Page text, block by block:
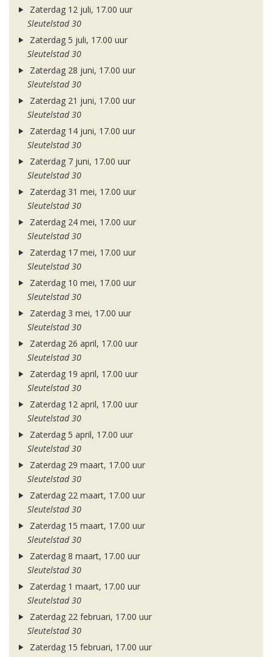
Zaterdag 12 juli, 17.00 uur
Sleutelstad 30
Zaterdag 5 juli, 17.00 uur
Sleutelstad 30
Zaterdag 28 juni, 17.00 uur
Sleutelstad 30
Zaterdag 21 juni, 17.00 uur
Sleutelstad 30
Zaterdag 14 juni, 17.00 uur
Sleutelstad 30
Zaterdag 7 juni, 17.00 uur
Sleutelstad 30
Zaterdag 31 mei, 17.00 uur
Sleutelstad 30
Zaterdag 24 mei, 17.00 uur
Sleutelstad 30
Zaterdag 17 mei, 17.00 uur
Sleutelstad 30
Zaterdag 10 mei, 17.00 uur
Sleutelstad 30
Zaterdag 3 mei, 17.00 uur
Sleutelstad 30
Zaterdag 26 april, 17.00 uur
Sleutelstad 30
Zaterdag 19 april, 17.00 uur
Sleutelstad 30
Zaterdag 12 april, 17.00 uur
Sleutelstad 30
Zaterdag 5 april, 17.00 uur
Sleutelstad 30
Zaterdag 29 maart, 17.00 uur
Sleutelstad 30
Zaterdag 22 maart, 17.00 uur
Sleutelstad 30
Zaterdag 15 maart, 17.00 uur
Sleutelstad 30
Zaterdag 8 maart, 17.00 uur
Sleutelstad 30
Zaterdag 1 maart, 17.00 uur
Sleutelstad 30
Zaterdag 22 februari, 17.00 uur
Sleutelstad 30
Zaterdag 15 februari, 17.00 uur